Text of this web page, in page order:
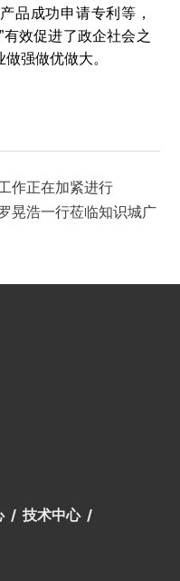
品成功申请专利等，
有效促进了政企社会之
强做优做大。
作正在加紧进行
晃浩一行莅临知识城广
技术中心